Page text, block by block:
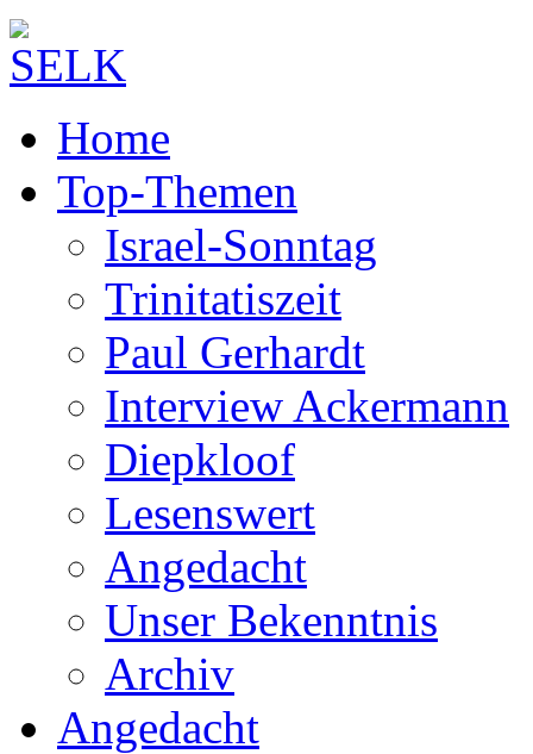
Home
Top-Themen
Israel-Sonntag
Trinitatiszeit
Paul Gerhardt
Interview Ackermann
Diepkloof
Lesenswert
Angedacht
Unser Bekenntnis
Archiv
Angedacht